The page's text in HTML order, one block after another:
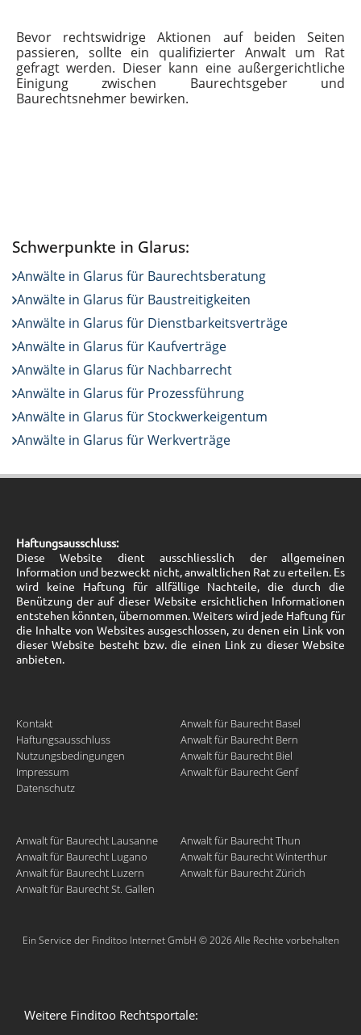
Bevor rechtswidrige Aktionen auf beiden Seiten
passieren, sollte ein qualifizierter Anwalt um Rat
gefragt werden. Dieser kann eine außergerichtliche
Einigung zwischen Baurechtsgeber und
Baurechtsnehmer bewirken.
Schwerpunkte in Glarus:
Anwälte in Glarus für Baurechtsberatung
Anwälte in Glarus für Baustreitigkeiten
Anwälte in Glarus für Dienstbarkeitsverträge
Anwälte in Glarus für Kaufverträge
Anwälte in Glarus für Nachbarrecht
Anwälte in Glarus für Prozessführung
Anwälte in Glarus für Stockwerkeigentum
Anwälte in Glarus für Werkverträge
Haftungsausschluss:
Diese Website dient ausschliesslich der allgemeinen
Information und bezweckt nicht, anwaltlichen Rat zu erteilen. Es
wird keine Haftung für allfällige Nachteile, die durch die
Benützung der auf dieser Website ersichtlichen Informationen
entstehen könnten, übernommen. Weiters wird jede Haftung für
die Inhalte von Websites ausgeschlossen, zu denen ein Link von
dieser Website besteht bzw. die einen Link zu dieser Website
anbieten.
Kontakt
Haftungsausschluss
Nutzungsbedingungen
Impressum
Datenschutz
Anwalt für Baurecht Basel
Anwalt für Baurecht Bern
Anwalt für Baurecht Biel
Anwalt für Baurecht Genf
Anwalt für Baurecht Lausanne
Anwalt für Baurecht Lugano
Anwalt für Baurecht Luzern
Anwalt für Baurecht St. Gallen
Anwalt für Baurecht Thun
Anwalt für Baurecht Winterthur
Anwalt für Baurecht Zürich
Ein Service der Finditoo Internet GmbH © 2026 Alle Rechte vorbehalten
Weitere Finditoo Rechtsportale: